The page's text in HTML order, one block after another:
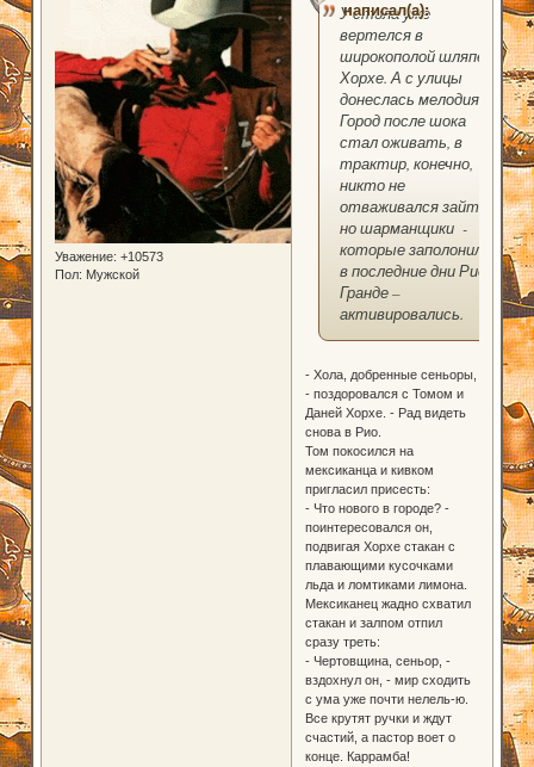
Уважение: +10573
Пол: Мужской
написал(а):
У стола уже
вертелся в
широкополой шляпе
Хорхе. А с улицы
донеслась мелодия.
Город после шока
стал оживать, в
трактир, конечно,
никто не
отваживался зайти,
но шарманщики -
которые заполонили
в последние дни Рио
Гранде –
активировались.
- Хола, добренные сеньоры,
- поздоровался с Томом и
Даней Хорхе. - Рад видеть
снова в Рио.
Том покосился на
мексиканца и кивком
пригласил присесть:
- Что нового в городе? -
поинтересовался он,
подвигая Хорхе стакан с
плавающими кусочками
льда и ломтиками лимона.
Мексиканец жадно схватил
стакан и залпом отпил
сразу треть:
- Чертовщина, сеньор, -
вздохнул он, - мир сходить
с ума уже почти нелель-ю.
Все крутят ручки и ждут
счастий, а пастор воет о
конце. Каррамба!